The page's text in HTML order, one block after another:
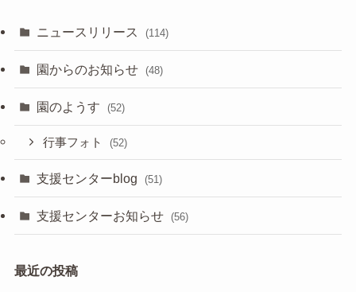
ニュースリリース (114)
園からのお知らせ (48)
園のようす (52)
行事フォト (52)
支援センターblog (51)
支援センターお知らせ (56)
最近の投稿